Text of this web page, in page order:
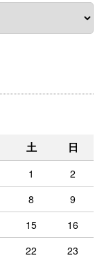
土 日
1
2
8
9
15
16
22
23